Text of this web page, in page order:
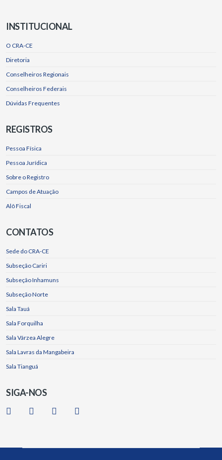
INSTITUCIONAL
O CRA-CE
Diretoria
Conselheiros Regionais
Conselheiros Federais
Dúvidas Frequentes
REGISTROS
Pessoa Física
Pessoa Jurídica
Sobre o Registro
Campos de Atuação
Alô Fiscal
CONTATOS
Sede do CRA-CE
Subseção Cariri
Subseção Inhamuns
Subseção Norte
Sala Tauá
Sala Forquilha
Sala Várzea Alegre
Sala Lavras da Mangabeira
Sala Tianguá
SIGA-NOS